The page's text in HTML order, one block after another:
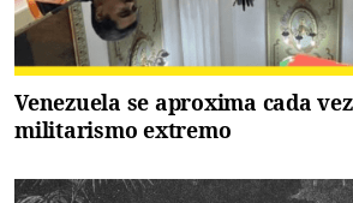
Venezuela se aproxima cada
militarismo extremo